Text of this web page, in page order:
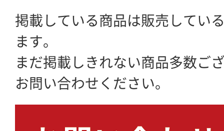
掲載している商品は販売してい
ます。
まだ掲載しきれない商品多数ご
お問い合わせください。